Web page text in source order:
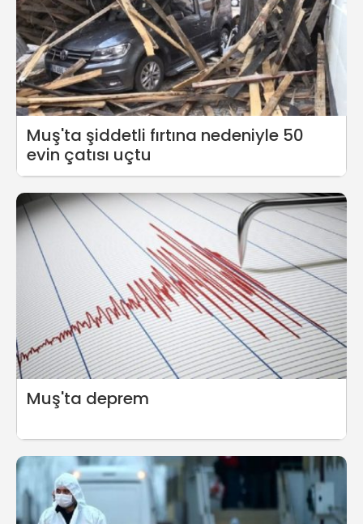
Muş'ta şiddetli fırtına nedeniyle 50
evin çatısı uçtu
Muş'ta deprem